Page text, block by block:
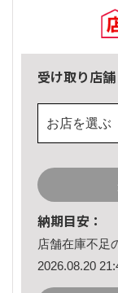
受け取り店舗
お店を選ぶ
納期目安：
店舗在庫不足
2026.08.20